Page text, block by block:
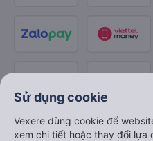
Sử dụng cookie
Vexere dùng cookie để
xem chi tiết hoặc thay đổi lựa